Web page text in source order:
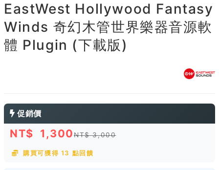
EastWest Hollywood Fantasy
Winds 奇幻木管世界樂器音源軟
體 Plugin (下載版)
促銷價
NT$ 1,300NT$ 3,000
購買可獲得 13 點回饋